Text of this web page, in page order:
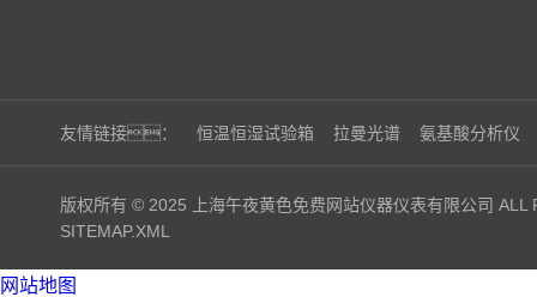
友情链接： 恒温恒湿试验箱 拉曼光谱 氨基酸分析仪
版权所有 © 2025 上海午夜黄色免费网站仪器仪表有限公司 ALL
SITEMAP.XML
网站地图